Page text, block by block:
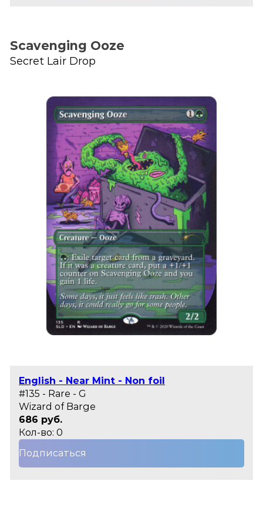
Scavenging Ooze
Secret Lair Drop
English - Near Mint - Non foil
#135 - Rare - G
Wizard of Barge
686 руб.
Кол-во: 0
Подписаться